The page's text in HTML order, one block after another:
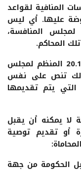
المنافية لقواعد
عليها. أي ليس
المنافسة،
المحاكم.
وبالرجوع إلى المادة 5 من القانون 20.13 المنظم لمجلس
تنص على نفس
يتم تقديمها
لا يمكنه أن يقبل
أو تقديم توصية
الحكومة من جهة